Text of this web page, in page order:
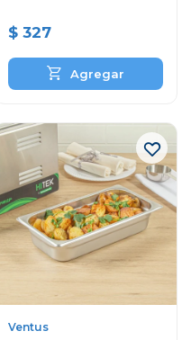
$ 327
Ventus